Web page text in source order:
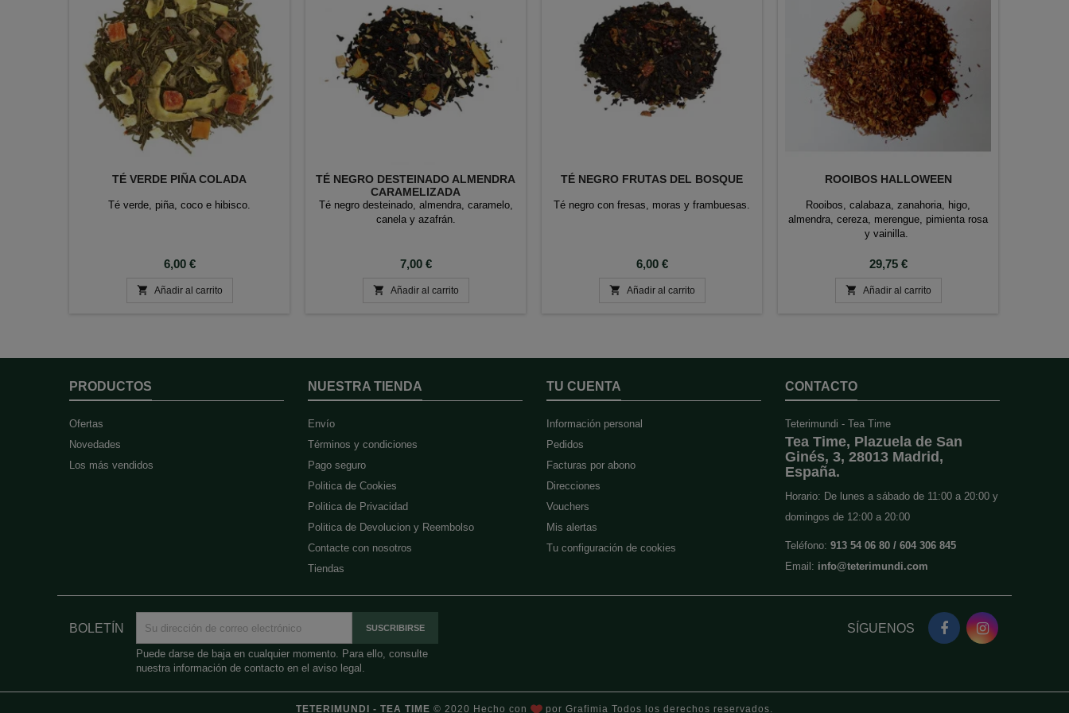
TÉ VERDE PIÑA COLADA
Té verde, piña, coco e hibisco.
Precio
6,00 €
 Añadir al carrito
TÉ NEGRO DESTEINADO ALMENDRA
CARAMELIZADA
Té negro desteinado, almendra, caramelo,
canela y azafrán.
Precio
7,00 €
 Añadir al carrito
TÉ NEGRO FRUTAS DEL BOSQUE
Té negro con fresas, moras y frambuesas.
Precio
6,00 €
 Añadir al carrito
ROOIBOS HALLOWEEN
Rooibos, calabaza, zanahoria, higo,
almendra, cereza, merengue, pimienta rosa
y vainilla.
Precio
29,75 €
 Añadir al carrito
PRODUCTOS
Ofertas
Novedades
Los más vendidos
NUESTRA TIENDA
Envío
Términos y condiciones
Pago seguro
Politica de Cookies
Politica de Privacidad
Politica de Devolucion y Reembolso
Contacte con nosotros
Tiendas
TU CUENTA
Información personal
Pedidos
Facturas por abono
Direcciones
Vouchers
Mis alertas
Tu configuración de cookies
CONTACTO
Teterimundi - Tea Time
Tea Time, Plazuela de San
Ginés, 3, 28013 Madrid,
España.
Horario: De lunes a sábado de 11:00 a 20:00 y
domingos de 12:00 a 20:00
Teléfono: 913 54 06 80 / 604 306 845
Email: info@teterimundi.com
BOLETÍN
Puede darse de baja en cualquier momento. Para ello, consulte
nuestra información de contacto en el aviso legal.
SÍGUENOS
TETERIMUNDI - TEA TIME © 2020 Hecho con por Grafimia Todos los derechos reservados.